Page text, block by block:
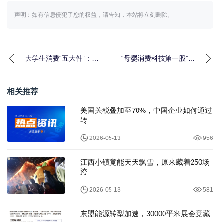
声明：如有信息侵犯了您的权益，请告知，本站将立刻删除。
大学生消费“五大件”：笔
“母婴消费科技第一股”诞
相关推荐
美国关税叠加至70%，中国企业如何通过
转
2026-05-13 956
江西小镇竟能天天飘雪，原来藏着250场
跨
2026-05-13 581
东盟能源转型加速，30000平米展会竟藏